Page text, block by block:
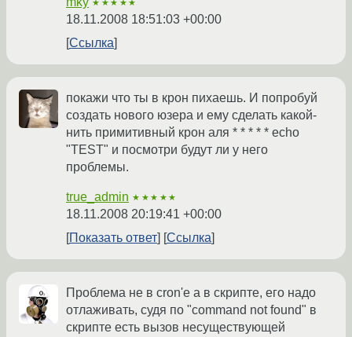
★★★★★
18.11.2008 18:51:03 +00:00
Ссылка
покажи что ты в крон пихаешь. И попробуй
создать нового юзера и ему сделать какой-
нить примитивный крон аля * * * * * echo
"TEST" и посмотри будут ли у него
проблемы.
true_admin ★★★★★
18.11.2008 20:19:41 +00:00
Показать ответ
Ссылка
Проблема не в cron'e а в скрипте, его надо
отлаживать, судя по "command not found" в
скрипте есть вызов несуществующей